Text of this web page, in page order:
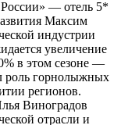
— отель 5*
Максим
индустрии
увеличение
в этом сезоне —
роль горнолыжных
регионов.
Виноградов
отрасли и